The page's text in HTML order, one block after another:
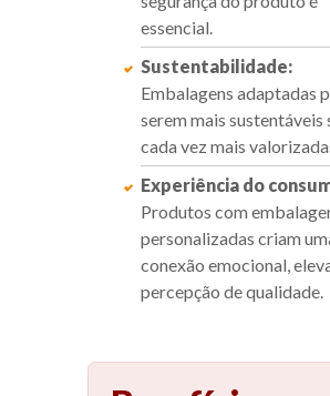
essencial.
Sustentabilidade:
Embalagens adaptadas
serem mais sustentáveis
cada vez mais
Experiência do
Produtos com
personalizadas criam
conexão emocional,
percepção de qualidade.